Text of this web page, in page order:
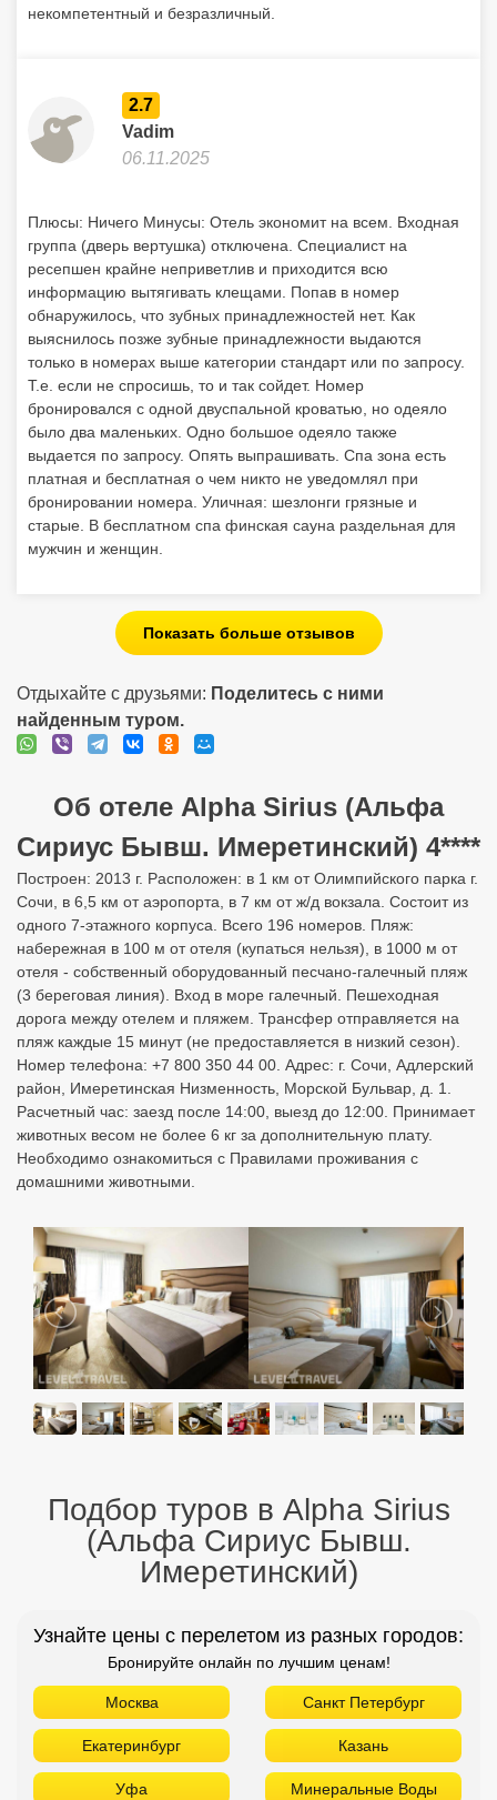
некомпетентный и безразличный.
2.7
Vadim
06.11.2025
Плюсы: Ничего Минусы: Отель экономит на всем. Входная
группа (дверь вертушка) отключена. Специалист на
ресепшен крайне неприветлив и приходится всю
информацию вытягивать клещами. Попав в номер
обнаружилось, что зубных принадлежностей нет. Как
выяснилось позже зубные принадлежности выдаются
только в номерах выше категории стандарт или по запросу.
Т.е. если не спросишь, то и так сойдет. Номер
бронировался с одной двуспальной кроватью, но одеяло
было два маленьких. Одно большое одеяло также
выдается по запросу. Опять выпрашивать. Спа зона есть
платная и бесплатная о чем никто не уведомлял при
бронировании номера. Уличная: шезлонги грязные и
старые. В бесплатном спа финская сауна раздельная для
мужчин и женщин.
Показать больше отзывов
Отдыхайте с друзьями: Поделитесь с ними
найденным туром.
Об отеле Alpha Sirius (Альфа
Сириус Бывш. Имеретинский) 4****
Построен: 2013 г. Расположен: в 1 км от Олимпийского парка г.
Сочи, в 6,5 км от аэропорта, в 7 км от ж/д вокзала. Состоит из
одного 7-этажного корпуса. Всего 196 номеров. Пляж:
набережная в 100 м от отеля (купаться нельзя), в 1000 м от
отеля - собственный оборудованный песчано-галечный пляж
(3 береговая линия). Вход в море галечный. Пешеходная
дорога между отелем и пляжем. Трансфер отправляется на
пляж каждые 15 минут (не предоставляется в низкий сезон).
Номер телефона: +7 800 350 44 00. Адрес: г. Сочи, Адлерский
район, Имеретинская Низменность, Морской Бульвар, д. 1. ​
Расчетный час: заезд после 14:00, выезд до 12:00. Принимает
животных весом не более 6 кг за дополнительную плату.
Необходимо ознакомиться с Правилами проживания с
домашними животными.
Подбор туров в Alpha Sirius
(Альфа Сириус Бывш.
Имеретинский)
Узнайте цены с перелетом из разных городов:
Бронируйте онлайн по лучшим ценам!
Москва Санкт Петербург
Екатеринбург Казань
Уфа Минеральные Воды